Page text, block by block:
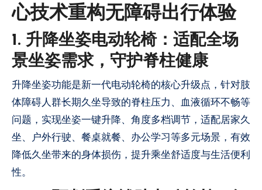
心技术重构无障碍出行体验
1. 升降坐姿电动轮椅：适配全场
景坐姿需求，守护脊柱健康
升降坐姿功能是新一代电动轮椅的核心升级点，针对肢
体障碍人群长期久坐导致的脊柱压力、血液循环不畅等
问题，实现坐姿一键升降、角度多档调节，适配居家久
坐、户外行驶、餐桌就餐、办公学习等多元场景，有效
降低久坐带来的身体损伤，提升乘坐舒适度与生活便利
性。